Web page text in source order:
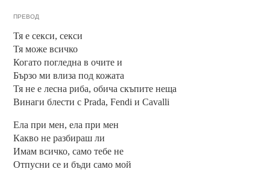
ПРЕВОД
Тя е секси, секси
Тя може всичко
Когато погледна в очите и
Бързо ми влиза под кожата
Тя не е лесна риба, обича скъпите неща
Винаги блести с Prada, Fendi и Cavalli
Ела при мен, ела при мен
Какво не разбираш ли
Имам всичко, само тебе не
Отпусни се и бъди само мой